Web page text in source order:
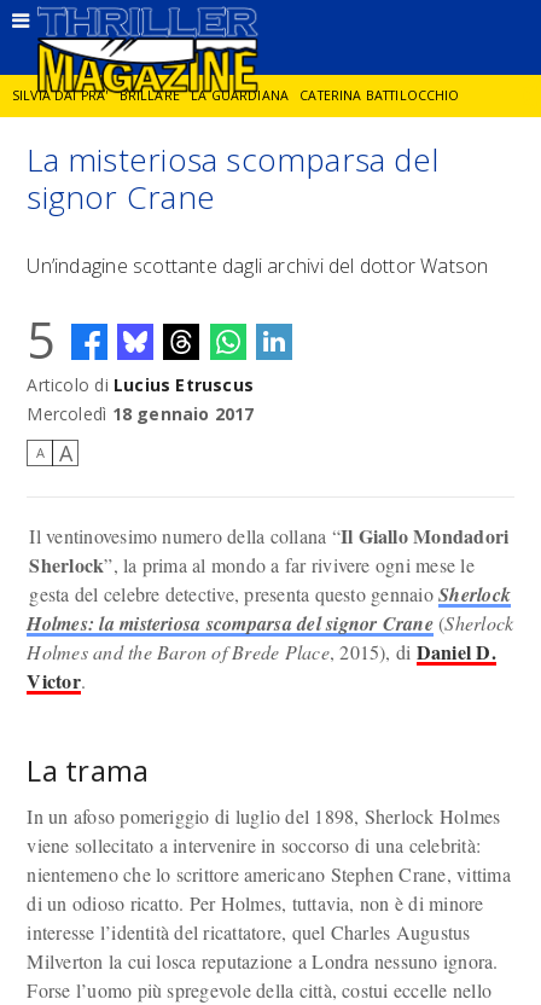
SILVIA DAI PRA' BRILLARE LA GUARDIANA CATERINA BATTILOCCHIO
JORGE DIAZ LA SPIA DELITTO IN CORNICE GIANCARLO DE CATALDO
La misteriosa scomparsa del
signor Crane
Un’indagine scottante dagli archivi del dottor Watson
5
Articolo di Lucius Etruscus
Mercoledì 18 gennaio 2017
A A
Il ventinovesimo numero della collana “Il Giallo Mondadori
Sherlock”, la prima al mondo a far rivivere ogni mese le
gesta del celebre detective, presenta questo gennaioSherlock
Holmes: la misteriosa scomparsa del signor Crane(Sherlock
Holmes and the Baron of Brede Place, 2015), di Daniel D.
Victor.
La trama
In un afoso pomeriggio di luglio del 1898, Sherlock Holmes
viene sollecitato a intervenire in soccorso di una celebrità:
nientemeno che lo scrittore americano Stephen Crane, vittima
di un odioso ricatto. Per Holmes, tuttavia, non è di minore
interesse l’identità del ricattatore, quel Charles Augustus
Milverton la cui losca reputazione a Londra nessuno ignora.
Forse l’uomo più spregevole della città, costui eccelle nello